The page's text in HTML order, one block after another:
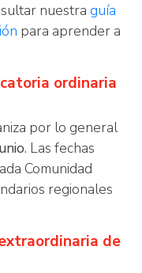
nuestra guía
para aprender a
ordinaria
por lo general
. Las fechas
Comunidad
regionales
de